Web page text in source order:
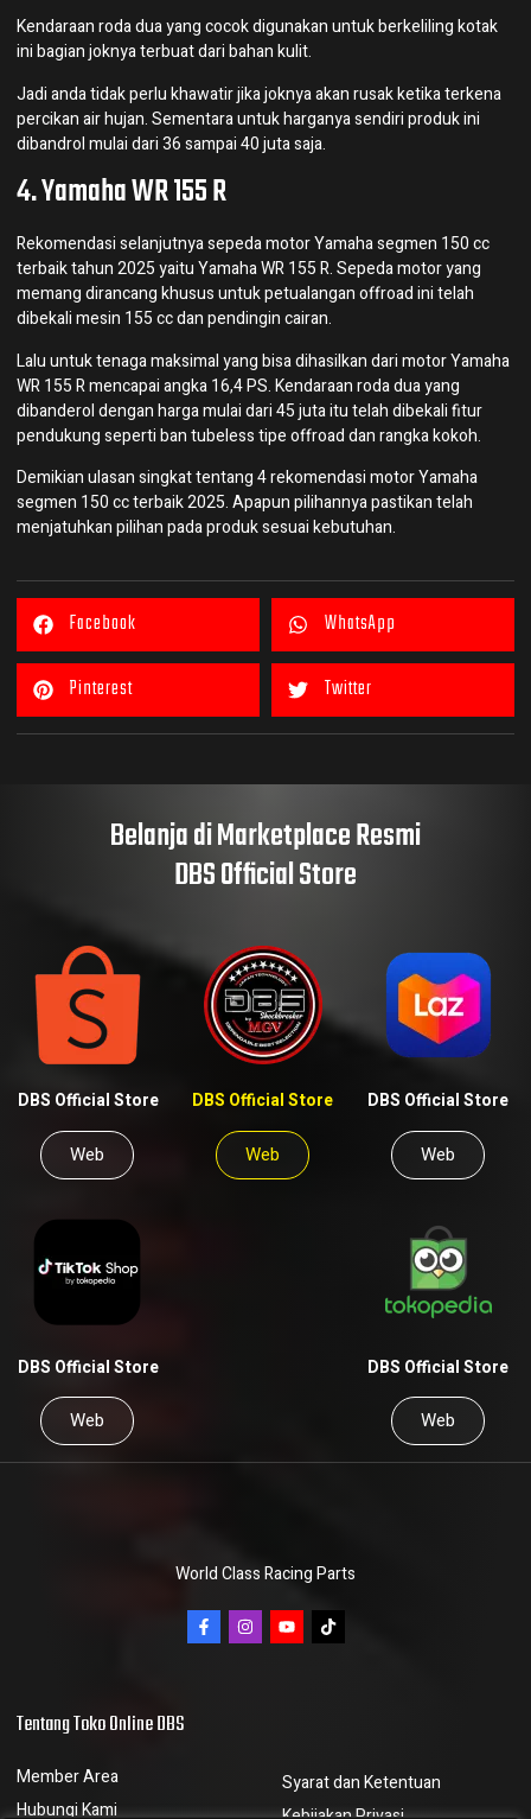
Kendaraan roda dua yang cocok digunakan untuk berkeliling kotak
ini bagian joknya terbuat dari bahan kulit.
Jadi anda tidak perlu khawatir jika joknya akan rusak ketika terkena
percikan air hujan. Sementara untuk harganya sendiri produk ini
dibandrol mulai dari 36 sampai 40 juta saja.
4. Yamaha WR 155 R
Rekomendasi selanjutnya sepeda motor Yamaha segmen 150 cc
terbaik tahun 2025 yaitu Yamaha WR 155 R. Sepeda motor yang
memang dirancang khusus untuk petualangan offroad ini telah
dibekali mesin 155 cc dan pendingin cairan.
Lalu untuk tenaga maksimal yang bisa dihasilkan dari motor Yamaha
WR 155 R mencapai angka 16,4 PS. Kendaraan roda dua yang
dibanderol dengan harga mulai dari 45 juta itu telah dibekali fitur
pendukung seperti ban tubeless tipe offroad dan rangka kokoh.
Demikian ulasan singkat tentang 4 rekomendasi motor Yamaha
segmen 150 cc terbaik 2025. Apapun pilihannya pastikan telah
menjatuhkan pilihan pada produk sesuai kebutuhan.
Facebook WhatsApp
Pinterest Twitter
Belanja di Marketplace Resmi
DBS Official Store
DBS Official Store
Web
DBS Official Store
Web
DBS Official Store
Web
DBS Official Store
Web
DBS Official Store
Web
World Class Racing Parts
Tentang Toko Online DBS
Member Area
Hubungi Kami
Syarat dan Ketentuan